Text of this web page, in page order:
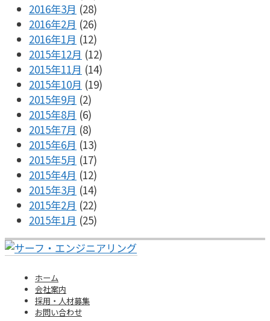
2016年3月 (28)
2016年2月 (26)
2016年1月 (12)
2015年12月 (12)
2015年11月 (14)
2015年10月 (19)
2015年9月 (2)
2015年8月 (6)
2015年7月 (8)
2015年6月 (13)
2015年5月 (17)
2015年4月 (12)
2015年3月 (14)
2015年2月 (22)
2015年1月 (25)
ホーム
会社案内
採用・人材募集
お問い合わせ